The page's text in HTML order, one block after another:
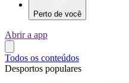
Perto de você
Abrir a app
Todos os conteúdos
Desportos populares